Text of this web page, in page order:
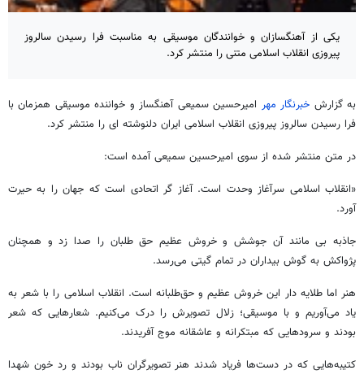
یکی از آهنگسازان و خوانندگان موسیقی به مناسبت فرا رسیدن سالروز
پیروزی انقلاب اسلامی متنی را منتشر کرد.
به گزارش خبرنگار مهر امیرحسین سمیعی آهنگساز و خواننده موسیقی همزمان با
فرا رسیدن سالروز پیروزی انقلاب اسلامی ایران دلنوشته ای را منتشر کرد.
در متن منتشر شده از سوی امیرحسین سمیعی آمده است:
«انقلاب اسلامی سرآغاز وحدت است. آغاز گراتحادی است که جهان را به حیرت
آورد.
جاذبه بی مانند آن جوشش و خروش عظیم حق طلبان را صدا زد و همچنان
پژواکش به گوش بیداران در تمام گیتی می‌رسد.
هنر اما طلایه دار این خروش عظیم و حق‌طلبانه است. انقلاب اسلامی را با شعر به
یاد می‌آوریم و با موسیقی؛ زلال تصویرش را درک می‌کنیم. شعارهایی که شعر
بودند و سرودهایی که مبتکرانه و عاشقانه موج آفریدند.
کتیبه‌هایی که در دست‌ها فریادشدند هنر تصویرگران ناب بودند و رد خون شهدا